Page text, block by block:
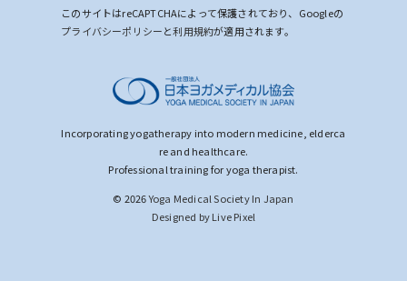
このサイトはreCAPTCHAによって保護されており、Googleの
プライバシーポリシーと利用規約が適用されます。
Incorporating yogatherapy into modern medicine, elderca
re and healthcare.
Professional training for yoga therapist.
© 2026Yoga Medical Society In Japan
Designed by Live Pixel